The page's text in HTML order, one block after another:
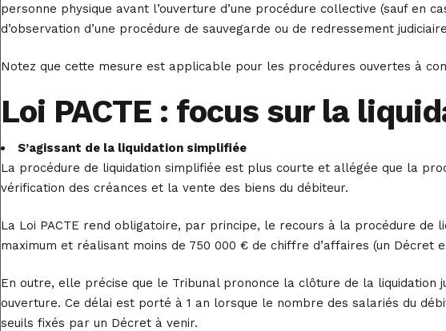
personne physique avant l’ouverture d’une procédure collective (sauf en
d’observation d’une procédure de sauvegarde ou de redressement
Notez que cette mesure est applicable pour les procédures ouvertes à
Loi PACTE : focus sur la
S’agissant de la liquidation simplifiée
La procédure de liquidation simplifiée est plus courte et allégée que la
vérification des créances et la vente des biens du débiteur.
La Loi PACTE rend obligatoire, par principe, le recours à la procédure
maximum et réalisant moins de 750 000 € de chiffre d’affaires (un Décret
En outre, elle précise que le Tribunal prononce la clôture de la liquidation
ouverture. Ce délai est porté à 1 an lorsque le nombre des salariés du
seuils fixés par un Décret à venir.